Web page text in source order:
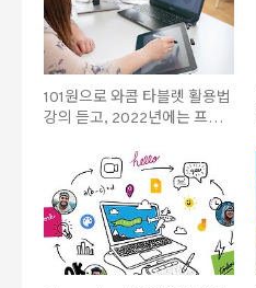
101원으로 와콤 타블렛 활용법
강의 듣고, 2022년에는 프로